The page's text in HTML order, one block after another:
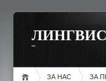
ЗА НАС ЗА